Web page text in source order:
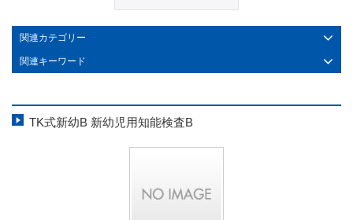
関連カテゴリー
関連キーワード
TK式新幼B 新幼児用知能検査B